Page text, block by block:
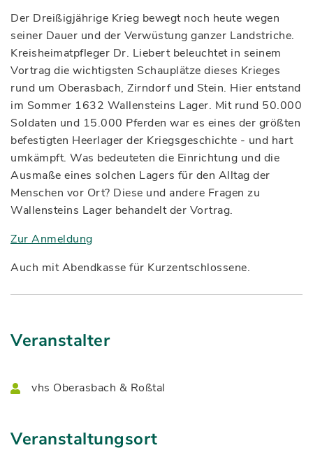
Der Dreißigjährige Krieg bewegt noch heute wegen
seiner Dauer und der Verwüstung ganzer Landstriche.
Kreisheimatpfleger Dr. Liebert beleuchtet in seinem
Vortrag die wichtigsten Schauplätze dieses Krieges
rund um Oberasbach, Zirndorf und Stein. Hier entstand
im Sommer 1632 Wallensteins Lager. Mit rund 50.000
Soldaten und 15.000 Pferden war es eines der größten
befestigten Heerlager der Kriegsgeschichte - und hart
umkämpft. Was bedeuteten die Einrichtung und die
Ausmaße eines solchen Lagers für den Alltag der
Menschen vor Ort? Diese und andere Fragen zu
Wallensteins Lager behandelt der Vortrag.
Zur Anmeldung
Auch mit Abendkasse für Kurzentschlossene.
Veranstalter
vhs Oberasbach & Roßtal
Veranstaltungsort